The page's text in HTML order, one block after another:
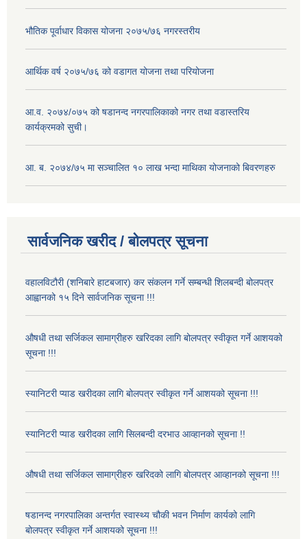
भौतिक पूर्वाधार विकास योजना २०७५/७६ नगरस्तरीय
आर्थिक वर्ष २०७५/७६ को वडागत योजना तथा परियोजना
आ.व. २०७४/०७५ को षडानन्द नगरपालिकाको नगर तथा वडास्तरिय
कार्यक्रमको सुची।
आ. ब. २०७४/७५ मा सञ्चालित १० लाख भन्दा माथिका योजनाको बिवरणहरु
सार्वजनिक खरीद / बोलपत्र सूचना
वहालविटौरी (शनिबारे हाटबजार) कर संकलन गर्ने सम्बन्धी शिलबन्दी बोलपत्र
आह्वानको १५ दिने सार्वजनिक सूचना !!!
औषधी तथा सर्जिकल सामाग्रीहरु खरिदका लागि बोलपत्र स्वीकृत गर्ने आशयको
सूचना !!!
स्यानिटरी प्याड खरीदका लागि बोलपत्र स्वीकृत गर्ने आशयको सूचना !!!
स्यानिटरी प्याड खरीदका लागि सिलबन्दी दरभाउ आव्हानको सूचना !!
औषधी तथा सर्जिकल सामाग्रीहरु खरिदको लागि बोलपत्र आव्हानको सूचना !!!
षडानन्द नगरपालिका अन्तर्गत स्वास्थ्य चौकी भवन निर्माण कार्यको लागि
बोलपत्र स्वीकृत गर्ने आशयको सूचना !!!